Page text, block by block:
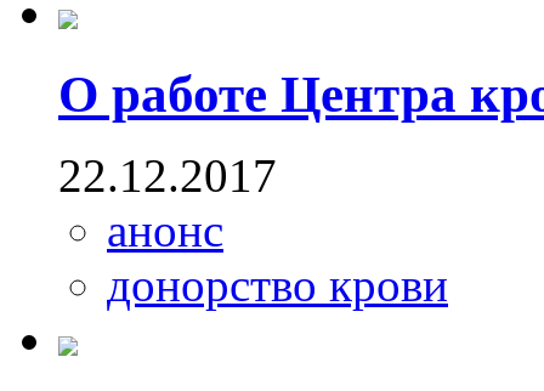
О работе Центра
22.12.2017
анонс
донорство крови